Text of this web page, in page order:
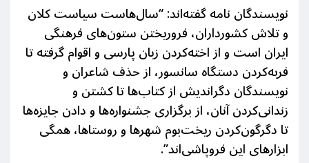
نویسندگان نامه گفته‌اند: “سال‌هاست سیاست کلان
و تلاش کشورداران، فروریختن ستون‌های فرهنگی
ایران است و از اخته‌کردن زبان پارسی و اقوام گرفته تا
فربه‌کردن دستگاه سانسور، از حذف شاعران و
نویسندگان دگراندیش از کتاب‌ها تا کشتن و
زندانی‌کردن آنان، از برگزاری جشنواره‌ها و دادن جایزه‌ها
تا دگرگون‌کردن ریخت‌بوم شهرها و روستاها، همگی
ابزارهای این فروپاشی‌اند”.